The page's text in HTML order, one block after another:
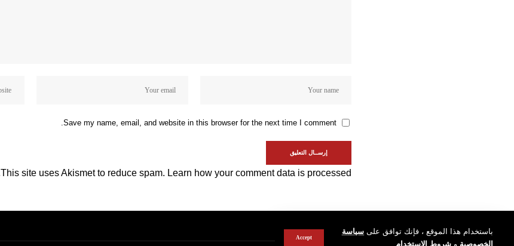
باستخدام هذا الموقع ، فإنك توافق على سياسة
الخصوصية و شروط الاستخدام
Accept
Save my name, email, and website in this browser for the next time I comment.
This site uses Akismet to reduce spam. Learn how your comment data is processed.